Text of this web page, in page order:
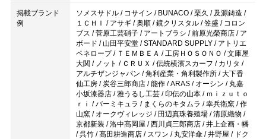
掲載ブランド
例
ソメスサドル / コサイン / BUNACO / 栗久 / 及源鋳造 /
１ＣＨＩ / アサギ / 奥順 / 鏡クリスタル / 笠盛 / コロン
ブス / 菅原工芸硝子 / アートブラシ / 前原光榮商店 / ア
ボード / 山田平安堂 / STANDARD SUPPLY / アトリエ
ペネロープ / ＴＥＭＢＥＡ / 工房ＨＯＳＯＮＯ / 文庫屋
大関 / ノット / ＣＲＵＸ / 伝統横濱スカーフ / カリタ /
アルチザンジャパン / 角利産業・角利製作所 / 大下香
仙工房 / 炭谷三郎商店 / 能作 / ARAS / オーシン / 丸嘉
小坂漆器店 / 雅うるし工芸 / 印伝の山本 / ｍｉｚｕｔｏ
ｒｉ / バーミキュラ / まくらのキタムラ / 幸兵衛窯 / 作
山窯 / オークヴィレッジ / 田辺真珠養殖場 / 清原織物 /
京都新装 / 洛中髙岡屋 / 西川貞三郎商店 / 井上企画・幡
/ 呉竹 / 髙田耕造商店 / スワン / 丸安洋傘 / 井野屋 / ドク